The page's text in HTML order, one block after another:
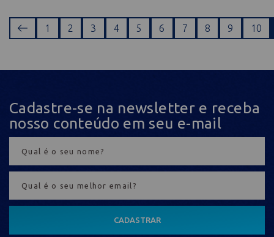
1 2 3 4 5 6 7 8 9 10
Cadastre-se na newsletter e receba
nosso conteúdo em seu e-mail
CADASTRAR